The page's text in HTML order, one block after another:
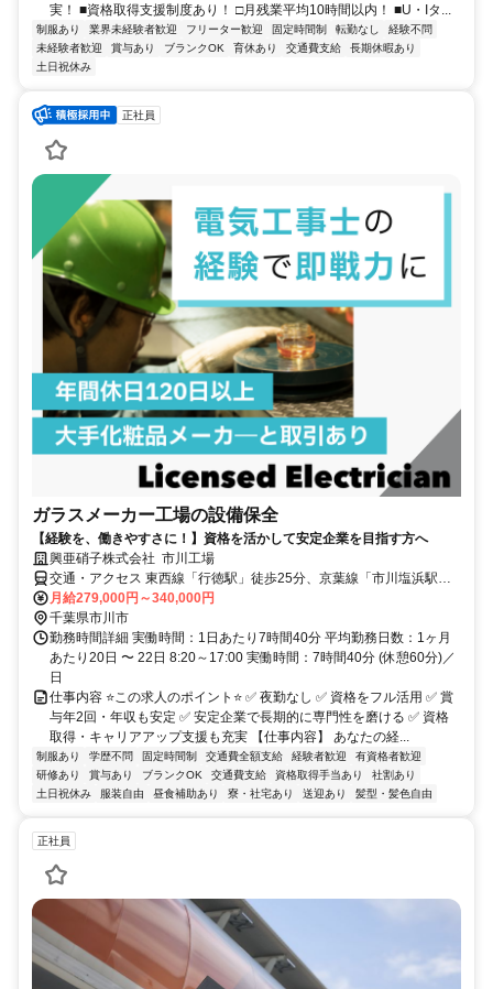
実！ ■資格取得支援制度あり！ □月残業平均10時間以内！ ■U・Iタ...
制服あり 業界未経験者歓迎 フリーター歓迎 固定時間制 転勤なし
経験不問
未経験者歓迎
賞与あり ブランクOK 育休あり 交通費支給
長期休暇あり
土日祝休み
正社員
ガラスメーカー工場の設備保全
【経験を、働きやすさに！】資格を活かして安定企業を目指す方へ
興亜硝子株式会社 市川工場
交通・アクセス 東西線「行徳駅」徒歩25分、京葉線「市川塩浜駅」
徒歩1４分
月給279,000円～340,000円
千葉県市川市
勤務時間詳細 実働時間：1日あたり7時間40分 平均勤務日数：1ヶ月
あたり20日 〜 22日 8:20～17:00 実働時間：7時間40分 (休憩60分)／
日
仕事内容 ⭐この求人のポイント⭐ ✅ 夜勤なし ✅ 資格をフル活用 ✅ 賞
与年2回・年収も安定 ✅ 安定企業で長期的に専門性を磨ける ✅ 資格
取得・キャリアアップ支援も充実 【仕事内容】 あなたの経...
制服あり 学歴不問 固定時間制 交通費全額支給 経験者歓迎
有資格者歓迎
研修あり
賞与あり ブランクOK 交通費支給 資格取得手当あり
社割あり
土日祝休み
服装自由 昼食補助あり 寮・社宅あり 送迎あり 髪型・髪色自由
正社員